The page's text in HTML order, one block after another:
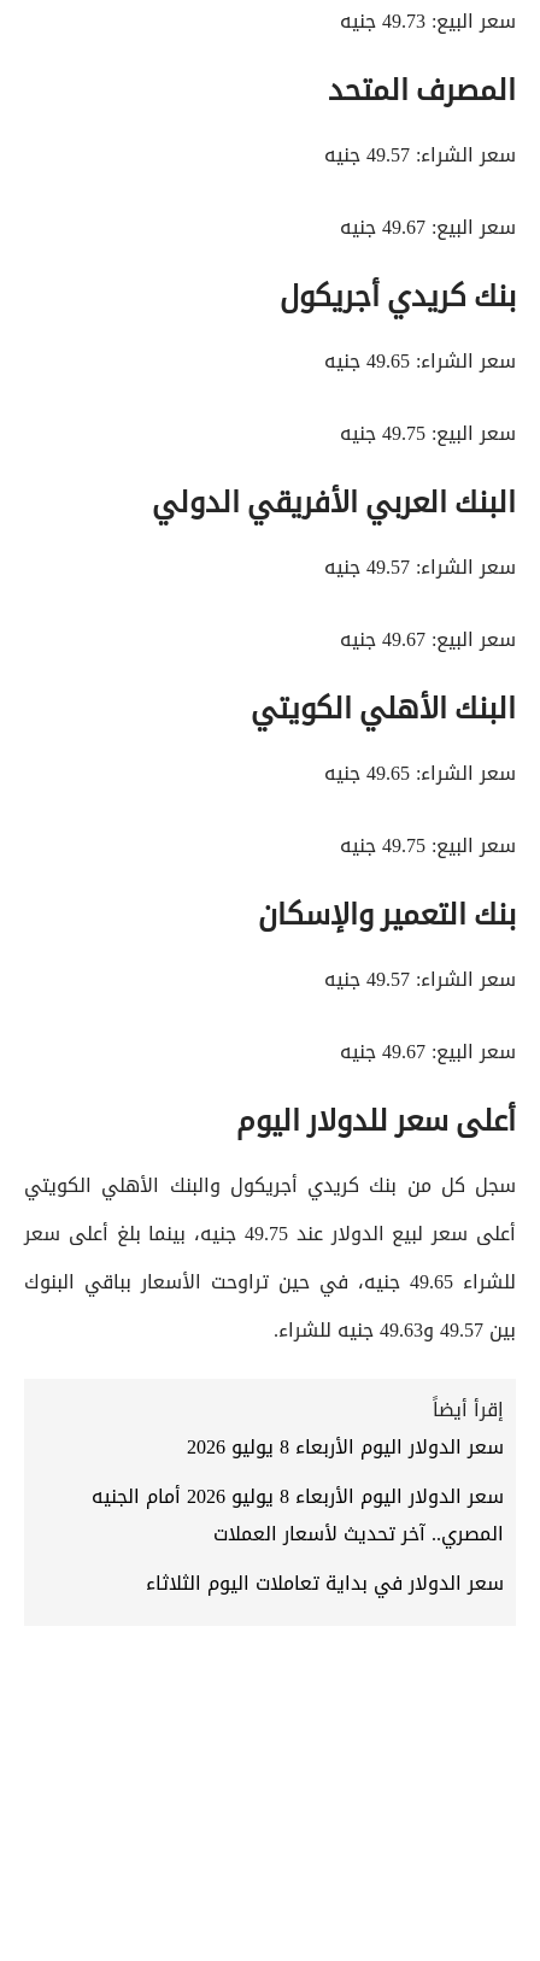
سعر البيع: 49.73 جنيه
المصرف المتحد
سعر الشراء: 49.57 جنيه
سعر البيع: 49.67 جنيه
بنك كريدي أجريكول
سعر الشراء: 49.65 جنيه
سعر البيع: 49.75 جنيه
البنك العربي الأفريقي الدولي
سعر الشراء: 49.57 جنيه
سعر البيع: 49.67 جنيه
البنك الأهلي الكويتي
سعر الشراء: 49.65 جنيه
سعر البيع: 49.75 جنيه
بنك التعمير والإسكان
سعر الشراء: 49.57 جنيه
سعر البيع: 49.67 جنيه
أعلى سعر للدولار اليوم
سجل كل من بنك كريدي أجريكول والبنك الأهلي الكويتي
أعلى سعر لبيع الدولار عند 49.75 جنيه، بينما بلغ أعلى سعر
للشراء 49.65 جنيه، في حين تراوحت الأسعار بباقي البنوك
بين 49.57 و49.63 جنيه للشراء.
إقرأ أيضاً
سعر الدولار اليوم الأربعاء 8 يوليو 2026
سعر الدولار اليوم الأربعاء 8 يوليو 2026 أمام الجنيه
المصري.. آخر تحديث لأسعار العملات
سعر الدولار في بداية تعاملات اليوم الثلاثاء